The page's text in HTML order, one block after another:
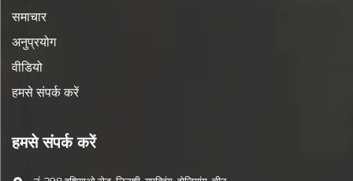
समाचार
अनुप्रयोग
वीडियो
हमसे संपर्क करें
हमसे संपर्क करें